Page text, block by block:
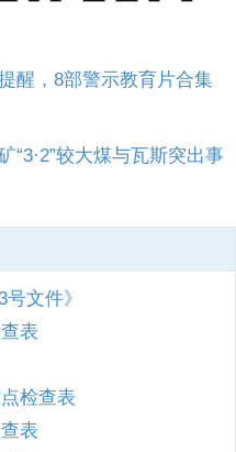
醒，8部警示教育片合集
“3·2”较大煤与瓦斯突出事
文件》
表
检查表
表